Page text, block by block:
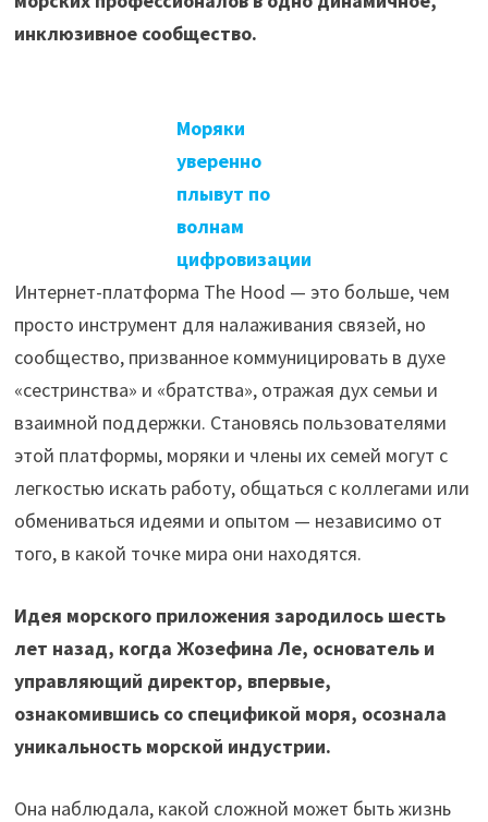
инклюзивное сообщество.
Моряки
уверенно
плывут по
волнам
цифровизации
Интернет-платформа The Hood — это больше, чем
просто инструмент для налаживания связей, но
сообщество, призванное коммуницировать в духе
«сестринства» и «братства», отражая дух семьи и
взаимной поддержки. Становясь пользователями
этой платформы, моряки и члены их семей могут с
легкостью искать работу, общаться с коллегами или
обмениваться идеями и опытом — независимо от
того, в какой точке мира они находятся.
Идея морского приложения зародилось шесть
лет назад, когда Жозефина Ле, основатель и
управляющий директор, впервые,
ознакомившись со спецификой моря, осознала
уникальность морской индустрии.
Она наблюдала, какой сложной может быть жизнь